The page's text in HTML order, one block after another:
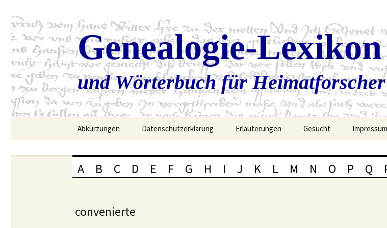
Genealogie-Lexikon
und Wörterbuch für
Abkürzungen Datenschutzerklärung Erläuterungen Gesucht Impressum
A B C D E F G H I J K L M N O P Q
convenierte